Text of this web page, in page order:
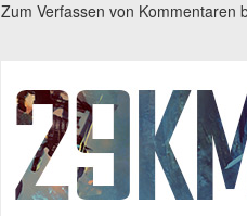
Zum Verfassen von Kommentaren